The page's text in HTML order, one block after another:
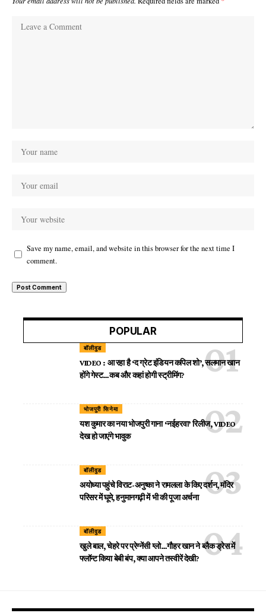
Save my name, email, and website in this browser for the next time I
comment.
POPULAR
बॉलीवुड
VIDEO : आ रहा है ‘द ग्रेट इंडियन कपिल शो’, सलमान खान
होंगे गेस्ट…कब और कहां होगी स्ट्रीमिंग?
भोजपुरी सिनेमा
यश कुमार का नया भोजपुरी गाना ‘नईहरवा’ रिलीज, VIDEO
देख हो जाएंगे भावुक
बॉलीवुड
अयोध्या पहुंचे विराट-अनुष्का ने रामलला के किए दर्शन, मंदिर
परिसर में घूमे, हनुमानगढ़ी में भी की पूजा अर्चना
बॉलीवुड
खुले बाल, चेहरे पर प्रेग्नेंसी ग्लो…गौहर खान ने ब्लैक ड्रेस में
फ्लॉन्ट किया बेबी बंप, क्या आपने तस्वीरें देखी?